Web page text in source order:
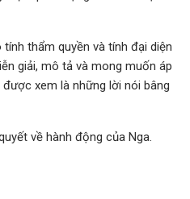
thẩm quyền và tính đại diện
giải, mô tả và mong muốn áp
xem là những lời nói bâng
về hành động của Nga.